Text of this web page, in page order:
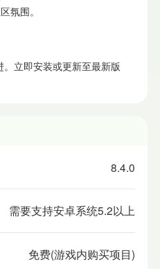
氛围。
立即安装或更新至最新版
8.4.0
需要支持安卓系统5.2以上
免费(游戏内购买项目)